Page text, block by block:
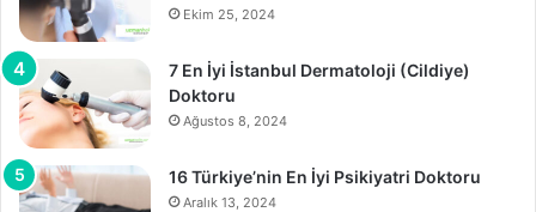
Ekim 25, 2024
7 En İyi İstanbul Dermatoloji (Cildiye)
Doktoru
Ağustos 8, 2024
16 Türkiye’nin En İyi Psikiyatri Doktoru
Aralık 13, 2024